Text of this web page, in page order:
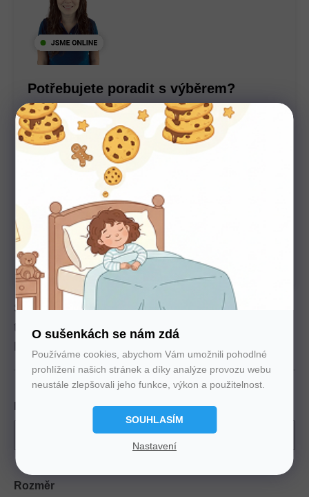
O sušenkách se nám zdá
Používáme cookies, abychom Vám umožnili pohodlné
prohlížení našich stránek a díky analýze provozu webu
neustále zlepšovali jeho funkce, výkon a použitelnost.
SOUHLASÍM
Nastavení
Potřebujete poradit s výběrem?
Nechte nám na sebe číslo. Zavoláme vám a se vším
poradíme
U nás nakupujte bez starostí
Autorizovaný prodejce všech značek. 100%
záruka. Záruční i pozáruční servis.
Rozměr
Spojení organických tvarů, tradice a
technologických inovací. To je nová kolekce